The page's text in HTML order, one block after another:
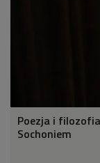
Poezja i
Sochoniem